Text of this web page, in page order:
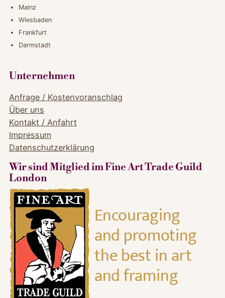
Mainz
Wiesbaden
Frankfurt
Darmstadt
Unternehmen
Anfrage / Kostenvoranschlag
Über uns
Kontakt / Anfahrt
Impressum
Datenschutzerklärung
Wir sind Mitglied im Fine Art Trade Guild
London